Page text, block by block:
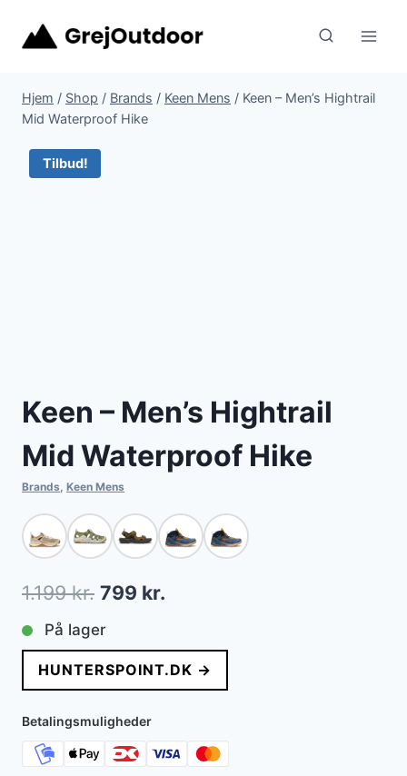
Hjem / Shop / Brands / Keen Mens / Keen – Men’s Hightrail
Mid Waterproof Hike
Tilbud!
Keen – Men’s Hightrail
Mid Waterproof Hike
Brands, Keen Mens
1.199kr. Den
oprindelige
pris
var:
1.199 kr..
799 kr.
pris
er:
På lager
HUNTERSPOINT.DK →
Betalingsmuligheder